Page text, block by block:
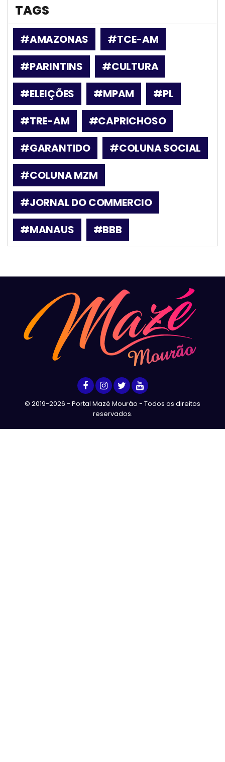
TAGS
#AMAZONAS
#TCE-AM
#PARINTINS
#CULTURA
#ELEIÇÕES
#MPAM
#PL
#TRE-AM
#CAPRICHOSO
#GARANTIDO
#COLUNA SOCIAL
#COLUNA MZM
#JORNAL DO COMMERCIO
#MANAUS
#BBB
© 2019-2026 - Portal Mazé Mourão - Todos os direitos
reservados.